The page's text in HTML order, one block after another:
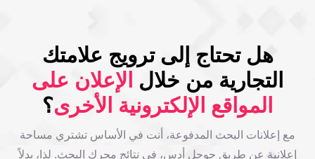
هل تحتاج إلى ترويج علامتك
التجارية من خلال الإعلان على
المواقع الإلكترونية الأخرى؟
مع إعلانات البحث المدفوعة، أنت في الأساس تشتري مساحة
إعلانية عن طريق جوجل أدس، في نتائج محرك البحث. لذا، بدلاً